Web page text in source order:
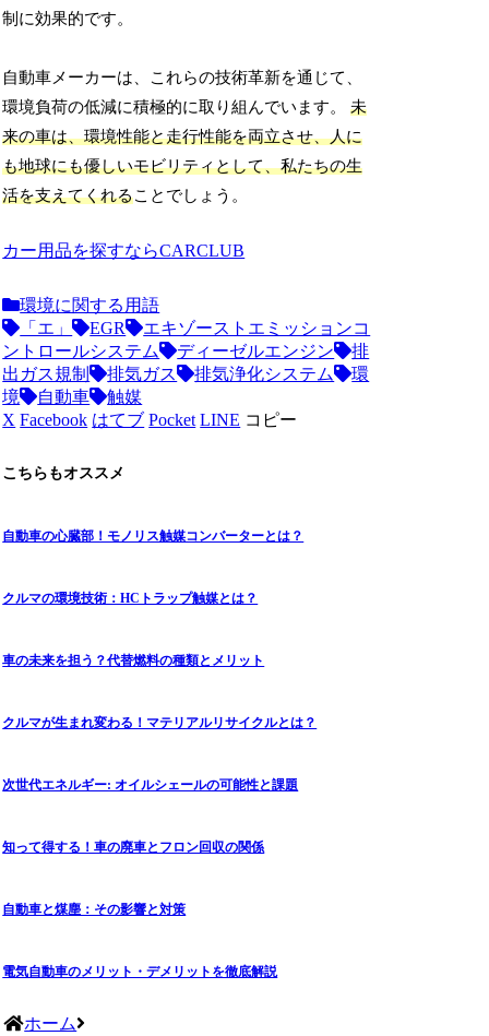
制に効果的です。
自動車メーカーは、これらの技術革新を通じて、
環境負荷の低減に積極的に取り組んでいます。未
来の車は、環境性能と走行性能を両立させ、人に
も地球にも優しいモビリティとして、私たちの生
活を支えてくれることでしょう。
カー用品を探すならCARCLUB
環境に関する用語
「エ」
EGR
エキゾーストエミッションコ
ントロールシステム
ディーゼルエンジン
排
出ガス規制
排気ガス 排気浄化システム
環
境
自動車
触媒
X Facebook はてブ Pocket LINE コピー
こちらもオススメ
自動車の心臓部！モノリス触媒コンバーターとは？
クルマの環境技術：HCトラップ触媒とは？
車の未来を担う？代替燃料の種類とメリット
クルマが生まれ変わる！マテリアルリサイクルとは？
次世代エネルギー: オイルシェールの可能性と課題
知って得する！車の廃車とフロン回収の関係
自動車と煤塵：その影響と対策
電気自動車のメリット・デメリットを徹底解説
ホーム